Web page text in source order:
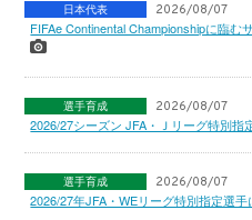
日本代表 2026/08/07
FIFAe Continental Championshipに臨む
選手育成 2026/08/07
2026/27シーズン JFA・Ｊリーグ特別
選手育成 2026/08/07
2026/27年JFA・WEリーグ特別指定選